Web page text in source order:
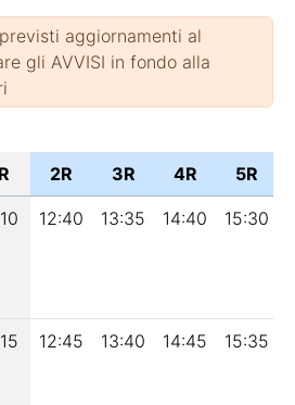
aggiornamenti al
gli AVVISI in fondo alla
2R 3R 4R 5R
12:40 13:35 14:40 15:30
12:45 13:40 14:45 15:35